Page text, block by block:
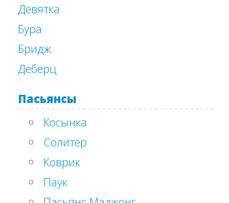
Девятка
Бура
Бридж
Деберц
Пасьянсы
Косынка
Солитер
Коврик
Паук